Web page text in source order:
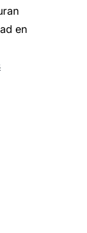
en